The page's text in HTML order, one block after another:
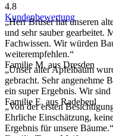
4.8
Kundenbewertung
„Herr Brüser hat unseren
und sehr sauber gearbeitet.
Fachwissen. Wir würden
weiterempfehlen.“
Familie M. aus Dresden
„Unser alter Apfelbaum
gebracht. Sehr angenehme
ein super Ergebnis. Wir
Familie E. aus Radebeul
„Von der ersten
Ehrliche Einschätzung,
Ergebnis für unsere Bäume.“